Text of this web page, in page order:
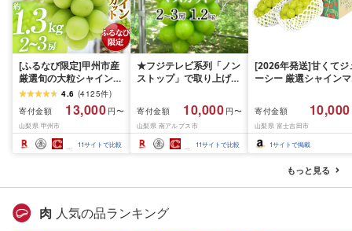
[ふるなび限定]甲州市産
厳選旬の大粒シャインマ
スカット 約1.3kg 2〜3
房[2026年発送]
(MG)B12-472 FN-
Limited-VO シャインマ
スカット フルーツ
4.6 (4125件)
寄付金額
13,000 円〜
山梨県 甲州市
11サイトで比較
★フジテレビ系列「ノン
ストップ」で取り上げら
先行予約]南アルプス市
産シャインマスカット
1.2kg以上(2〜3房)ふる
さと納税 おすすめ 山梨
県 南アルプス市 送料無
寄付金額 10,000 円〜
山梨県 南アルプス市
11サイトで比較
[2026年発送]甘くてジ
ーシー 厳選シャインマ
月前半(1〜15日)から
月下旬までの発送) フ
ーツ ぶどう 果物 山梨
産 2026 旬 大粒 高級
寄付金額 10,000
山梨県 富士吉田市
1サイトで掲載
もっと見る
肉 人気の品ランキング